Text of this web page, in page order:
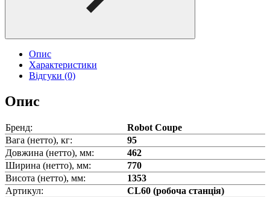
Опис
Характеристики
Відгуки (0)
Опис
Бренд:
Robot Coupe
Вага (нетто), кг:
95
Довжина (нетто), мм:
462
Ширина (нетто), мм:
770
Висота (нетто), мм:
1353
Артикул:
CL60 (робоча станція)